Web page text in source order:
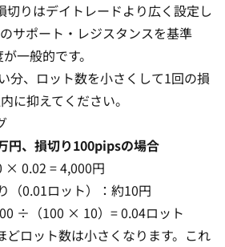
切りはデイトレードより広く設定し
サポート・レジスタンスを基準
一般的です。
分、ロット数を小さくして1回の損
に抑えてください。
円、損切り100pipsの場合
× 0.02 = 4,000円
（0.01ロット）：約10円
÷（100 × 10）= 0.04ロット
どロット数は小さくなります。これ